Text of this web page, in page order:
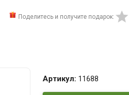
Поделитесь и получите подарок: 
Артикул: 11688